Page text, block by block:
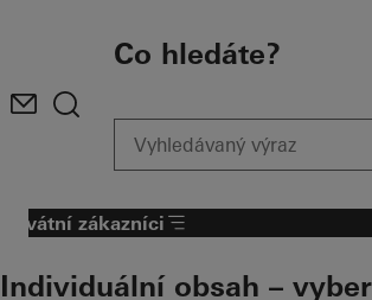
Co hledáte?
Privátní zákazníci
Individuální obsah –